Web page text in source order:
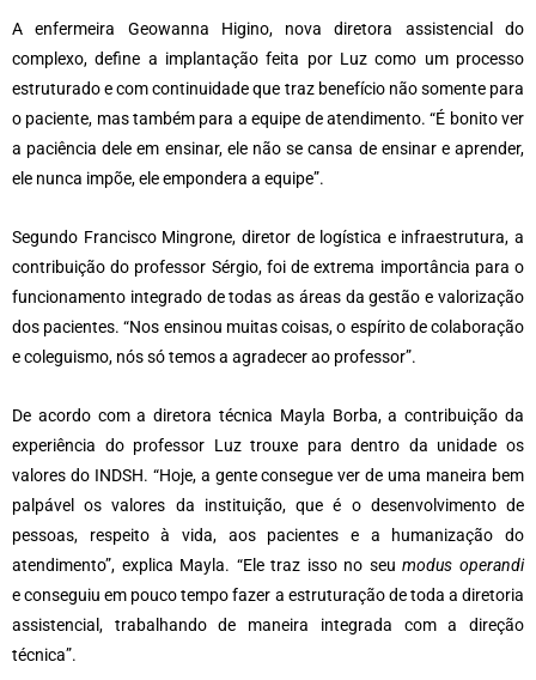
A enfermeira Geowanna Higino, nova diretora assistencial do
complexo, define a implantação feita por Luz como um processo
estruturado e com continuidade que traz benefício não somente para
o paciente, mas também para a equipe de atendimento. “É bonito ver
a paciência dele em ensinar, ele não se cansa de ensinar e aprender,
ele nunca impõe, ele empondera a equipe”.
Segundo Francisco Mingrone, diretor de logística e infraestrutura, a
contribuição do professor Sérgio, foi de extrema importância para o
funcionamento integrado de todas as áreas da gestão e valorização
dos pacientes. “Nos ensinou muitas coisas, o espírito de colaboração
e coleguismo, nós só temos a agradecer ao professor”.
De acordo com a diretora técnica Mayla Borba, a contribuição da
experiência do professor Luz trouxe para dentro da unidade os
valores do INDSH. “Hoje, a gente consegue ver de uma maneira bem
palpável os valores da instituição, que é o desenvolvimento de
pessoas, respeito à vida, aos pacientes e a humanização do
atendimento”, explica Mayla. “Ele traz isso no seumodus operandi
e conseguiu em pouco tempo fazer a estruturação de toda a diretoria
assistencial, trabalhando de maneira integrada com a direção
técnica”.